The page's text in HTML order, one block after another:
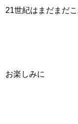
21世紀はまだまだこ
お楽しみに